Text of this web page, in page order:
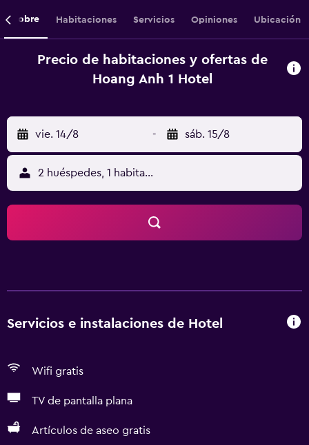
Sobre Habitaciones Servicios Opiniones Ubicación
Precio de habitaciones y ofertas de
Hoang Anh 1 Hotel
vie. 14/8 - sáb. 15/8
2 huéspedes, 1 habitación
Servicios e instalaciones de Hotel
Wifi gratis
TV de pantalla plana
Artículos de aseo gratis